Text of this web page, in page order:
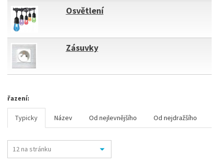
Osvětlení
Zásuvky
řazení:
Typicky Název Od nejlevnějšího Od nejdražšího